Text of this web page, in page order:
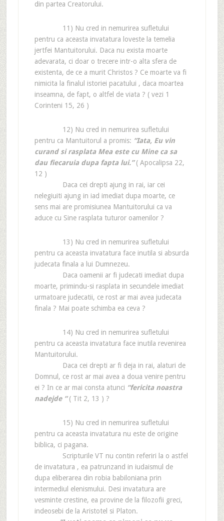
din partea Creatorului.
11) Nu cred in nemurirea sufletului
pentru ca aceasta invatatura loveste la temelia
jertfei Mantuitorului. Daca nu exista moarte
adevarata, ci doar o trecere intr-o alta sfera de
existenta, de ce a murit Christos ? Ce moarte va fi
nimicita la finalul istoriei pacatului , daca moartea
inseamna, de fapt, o altfel de viata ? ( vezi 1
Corinteni 15, 26 )
12) Nu cred in nemurirea sufletului
pentru ca Mantuitorul a promis: “Iata, Eu vin
curand si rasplata Mea este cu Mine ca sa
dau fiecaruia dupa fapta lui.”( Apocalipsa 22,
12 )
Daca cei drepti ajung in rai, iar cei
nelegiuiti ajung in iad imediat dupa moarte, ce
sens mai are promisiunea Mantuitorului ca va
aduce cu Sine rasplata tuturor oamenilor ?
13) Nu cred in nemurirea sufletului
pentru ca aceasta invatatura face inutila si absurda
judecata finala a lui Dumnezeu.
Daca oamenii ar fi judecati imediat dupa
moarte, primindu-si rasplata in secundele imediat
urmatoare judecatii, ce rost ar mai avea judecata
finala ? Mai poate schimba ea ceva ?
14) Nu cred in nemurirea sufletului
pentru ca aceasta invatatura face inutila revenirea
Mantuitorului.
Daca cei drepti ar fi deja in rai, alaturi de
Domnul, ce rost ar mai avea a doua venire pentru
ei ? In ce ar mai consta atunci “fericita noastra
nadejde “( Tit 2, 13 ) ?
15) Nu cred in nemurirea sufletului
pentru ca aceasta invatatura nu este de origine
biblica, ci pagana.
Scripturile VT nu contin referiri la o astfel
de invatatura , ea patrunzand in iudaismul de
dupa eliberarea din robia babiloniana prin
intermediul elenismului. Desi invatatura are
vesminte crestine, ea provine de la filozofii greci,
indeosebi de la Aristotel si Platon.